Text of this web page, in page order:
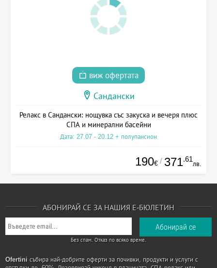
виж офертата
Сандански
Релакс в Сандански: нощувка със закуска и вечеря плюс
СПА и минерални басейни
Дата: 27.07 - 20.12 + полупансион
190€ / 371.61
лв.
АБОНИРАЙ СЕ ЗА НАШИЯ Е-БЮЛЕТИН
Без спам. Отказ по всяко време.
Ofertini събира най-добрите оферти за почивки, продукти и услуги с